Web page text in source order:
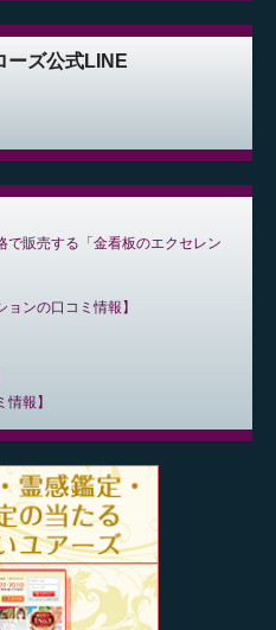
ーズ公式LINE
で販売する「金看板のエクセレン
ョンの口コミ情報
情報